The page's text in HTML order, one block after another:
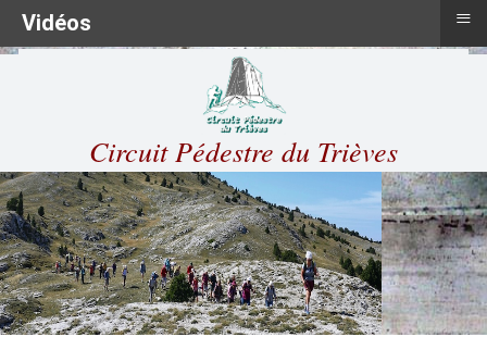
Circuit Pédestre du Trièves
Vidéos ≡